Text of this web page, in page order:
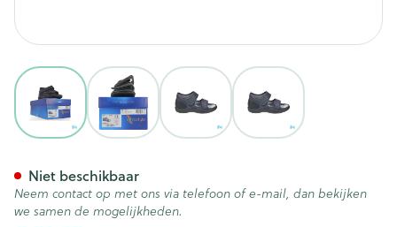
View larger imageView larger imageView larger imageView larger image
Niet beschikbaar
Neem contact op met ons via telefoon of e-mail, dan bekijken
we samen de mogelijkheden.